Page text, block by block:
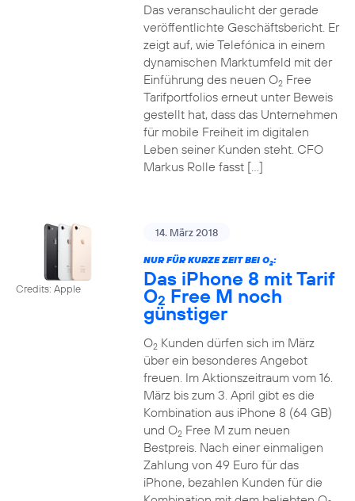
Das veranschaulicht der gerade
veröffentlichte Geschäftsbericht. Er
zeigt auf, wie Telefónica in einem
dynamischen Marktumfeld mit der
Einführung des neuen O2Free
Tarifportfolios erneut unter Beweis
gestellt hat, dass das Unternehmen
für mobile Freiheit im digitalen
Leben seiner Kunden steht. CFO
Markus Rolle fasst […]
Credits: Apple
14. März 2018
NUR FÜR KURZE ZEIT BEI O2:
Das iPhone 8 mit Tarif
O2 Free M noch
günstiger
O2Kunden dürfen sich im März
über ein besonderes Angebot
freuen. Im Aktionszeitraum vom 16.
März bis zum 3. April gibt es die
Kombination aus iPhone 8 (64 GB)
und O2Free M zum neuen
Bestpreis. Nach einer einmaligen
Zahlung von 49 Euro für das
iPhone, bezahlen Kunden für die